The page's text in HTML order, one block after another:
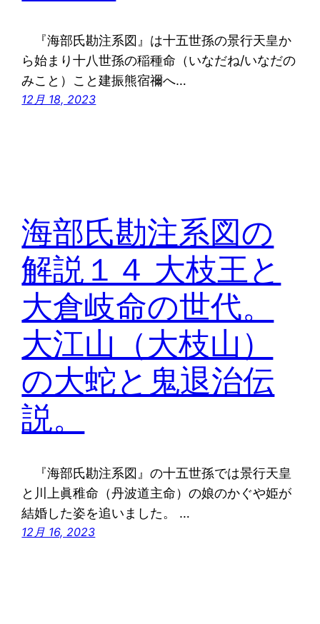
『海部氏勘注系図』は十五世孫の景行天皇か
ら始まり十八世孫の稲種命（いなだね/いなだの
みこと）こと建振熊宿禰へ…
12月 18, 2023
海部氏勘注系図の
解説１４ 大枝王と
大倉岐命の世代。
大江山（大枝山）
の大蛇と鬼退治伝
説。
『海部氏勘注系図』の十五世孫では景行天皇
と川上眞稚命（丹波道主命）の娘のかぐや姫が
結婚した姿を追いました。 …
12月 16, 2023